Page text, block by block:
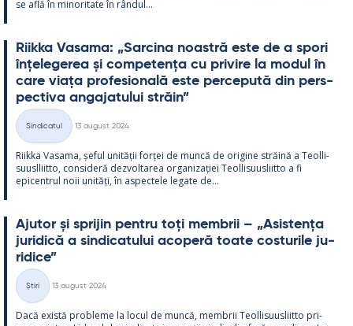
se află în mi­no­ri­tate în rân­dul...
Riikka Va­sama: „Sarcina noa­stră este de a spori
înțe­le­ge­rea și com­pe­tența cu pri­vire la mo­dul în
care viața pro­fe­sio­nală este perce­pută din pers­
pec­tiva an­ga­ja­tu­lui străin”
Categorii
Sindicatul
13 august 2024
Riikka Va­sama, șe­ful unității forței de muncă de ori­gine străină a Teol­li­
suusl­liitto, con­si­deră dez­vol­ta­rea or­ga­nizației Teol­li­suus­liitto a fi
epicent­rul noii unități, în as­pec­tele le­gate de...
Aju­tor și spri­jin pentru toți mem­brii – „Asis­tența
ju­ri­dică a sin­dica­tu­lui aco­peră toate cos­tu­rile ju­
ri­dice”
Categorii
Știri
13 august 2024
Dacă există probleme la locul de muncă, mem­brii Teol­li­suus­liitto pri­